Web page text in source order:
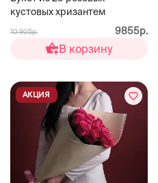
кустовых хризантем
10 905р. 9855р.
В корзину
АКЦИЯ